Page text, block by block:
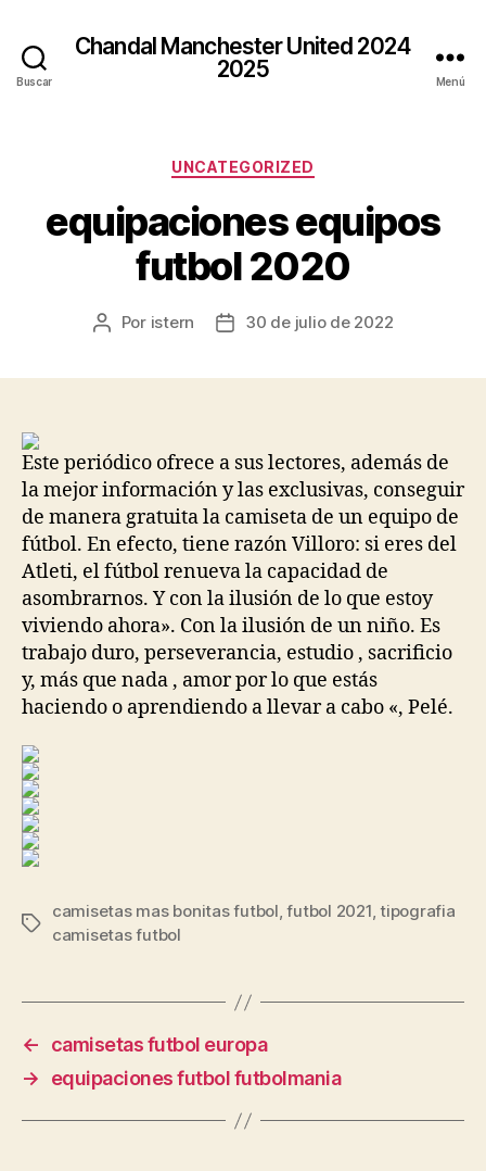
Buscar
Chandal Manchester United 2024
2025
Menú
Categorías
UNCATEGORIZED
equipaciones equipos
futbol 2020
Autor
Por istern
Fecha30 de julio de 2022
Este periódico ofrece a sus lectores, además de
la mejor información y las exclusivas, conseguir
de manera gratuita la camiseta de un equipo de
fútbol. En efecto, tiene razón Villoro: si eres del
Atleti, el fútbol renueva la capacidad de
asombrarnos. Y con la ilusión de lo que estoy
viviendo ahora». Con la ilusión de un niño. Es
trabajo duro, perseverancia, estudio , sacrificio
y, más que nada , amor por lo que estás
haciendo o aprendiendo a llevar a cabo «, Pelé.
Etiquetas
camisetas mas bonitas futbol,futbol 2021,tipografia
camisetas futbol
←
camisetas futbol europa
→
equipaciones futbol futbolmania